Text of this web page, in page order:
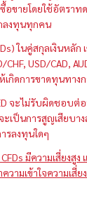
อขายโดยใช้อัตราท
ลงทุนทุกคน
ในคู่สกุลเงินหลัก เ
CHF, USD/CAD,
กิดการขาดทุนทาง
จะไม่รับผิดชอ
ะเป็นการสูญเสียบ
รลงทุนใดๆ
มีความเสี่ยงสู
ามเข้าใจความเสี่ย